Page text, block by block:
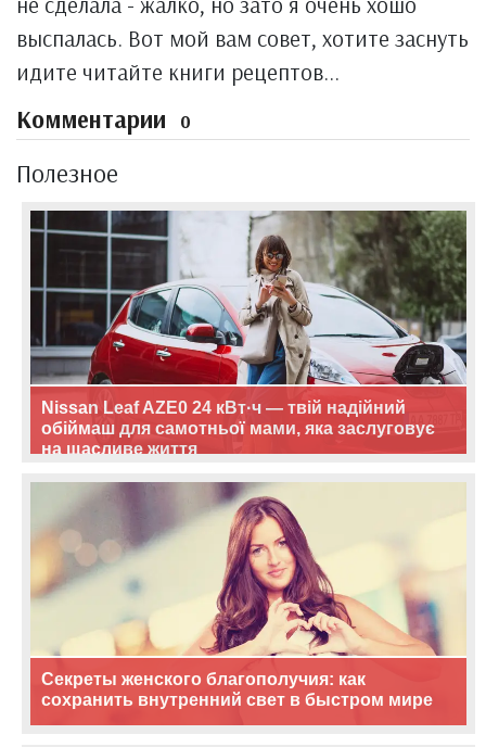
выспалась. Вот мой вам совет, хотите заснуть
идите читайте книги рецептов...
Комментарии 0
Полезное
Nissan Leaf AZE0 24 кВт·ч — твій надійний
обіймаш для самотньої мами, яка заслуговує
на щасливе життя
Секреты женского благополучия: как
сохранить внутренний свет в быстром мире